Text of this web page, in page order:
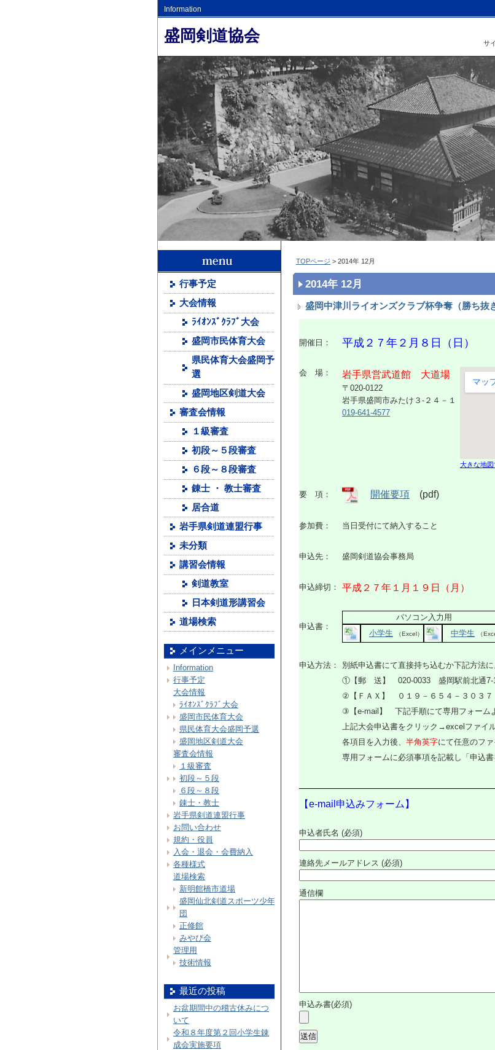
Information
盛岡剣道協会 サ
TOPページ > 2014年 12月
2014年 12月
盛岡中津川ライオンズクラブ杯争奪（勝ち抜
開催日： 平成２７年２月８日（日）
会 場： 岩手県営武道館 大道場
〒020-0122
岩手県盛岡市みたけ３-２４－１
019-641-4577
大きな地図
要 項： 開催要項 (pdf)
参加費： 当日受付にて納入すること
申込先： 盛岡剣道協会事務局
申込締切： 平成２７年１月１９日（月）
申込書：
パソコン入力用
小学生
（Excel） 中学生 （
申込方法：
別紙申込書にて直接持ち込むか下記方法
①【郵 送】 020-0033 盛岡駅前北通7-
②【ＦＡＸ】 ０１９－６５４－３０３７
③【e-mail】 下記手順にて専用フォーム
上記大会申込書をクリック→excelファイ
各項目を入力後、 半角英字にて任意のフ
専用フォームに必須事項を記載し「申込
【e-mail申込みフォーム】
申込者氏名 (必須)
連絡先メールアドレス (必須)
通信欄
申込み書(必須)
行事予定
大会情報
ﾗｲｵﾝｽﾞｸﾗﾌﾞ大会
盛岡市民体育大会
県民体育大会盛岡予
選
盛岡地区剣道大会
審査会情報
１級審査
初段～５段審査
６段～８段審査
錬士 ・ 教士審査
居合道
岩手県剣道連盟行事
未分類
講習会情報
剣道教室
日本剣道形講習会
道場検索
メインメニュー
Information
行事予定
大会情報
ﾗｲｵﾝｽﾞｸﾗﾌﾞ大会
盛岡市民体育大会
県民体育大会盛岡予選
盛岡地区剣道大会
審査会情報
１級審査
初段～５段
６段～８段
錬士・教士
岩手県剣道連盟行事
お問い合わせ
規約・役員
入会・退会・会費納入
各種様式
道場検索
新明館橋市道場
盛岡仙北剣道スポーツ少年
団
正修館
みやび会
管理用
技術情報
最近の投稿
お盆期間中の稽古休みにつ
いて
令和８年度第２回小学生錬
成会実施要項